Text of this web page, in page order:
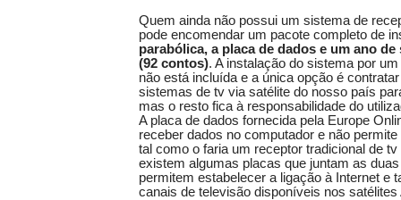
Quem ainda não possui um sistema de
pode encomendar um pacote completo de
parabólica, a placa de dados e um ano
(92 contos). A instalação do sistema por
não está incluída e a única opção é
sistemas de tv via satélite do nosso país
mas o resto fica à responsabilidade do
A placa de dados fornecida pela Europe
receber dados no computador e não
tal como o faria um receptor tradicional de
existem algumas placas que juntam as
permitem estabelecer a ligação à Internet e
canais de televisão disponíveis nos satélites